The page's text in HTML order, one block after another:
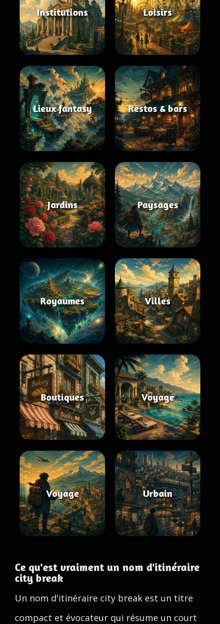
Institutions Loisirs
Lieux fantasy Restos & bars
Jardins Paysages
Royaumes Villes
Boutiques Voyage
Voyage Urbain
Ce qu'est vraiment un nom d'itinéraire
city break
Un nom d'itinéraire city break est un titre
compact et évocateur qui résume un court